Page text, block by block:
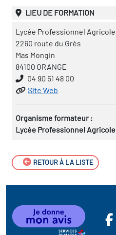
LIEU DE FORMATION
Lycée Professionnel Agricole
2260 route du Grès
Mas Mongin
84100 ORANGE
04 90 51 48 00
Site Web
Organisme formateur :
Lycée Professionnel Agricole
RETOUR À LA LISTE